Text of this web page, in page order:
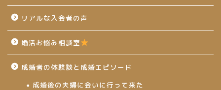
リアルな入会者の声
婚活お悩み相談室
成婚者の体験談と成婚エピソード
成婚後の夫婦に会いに行って来た